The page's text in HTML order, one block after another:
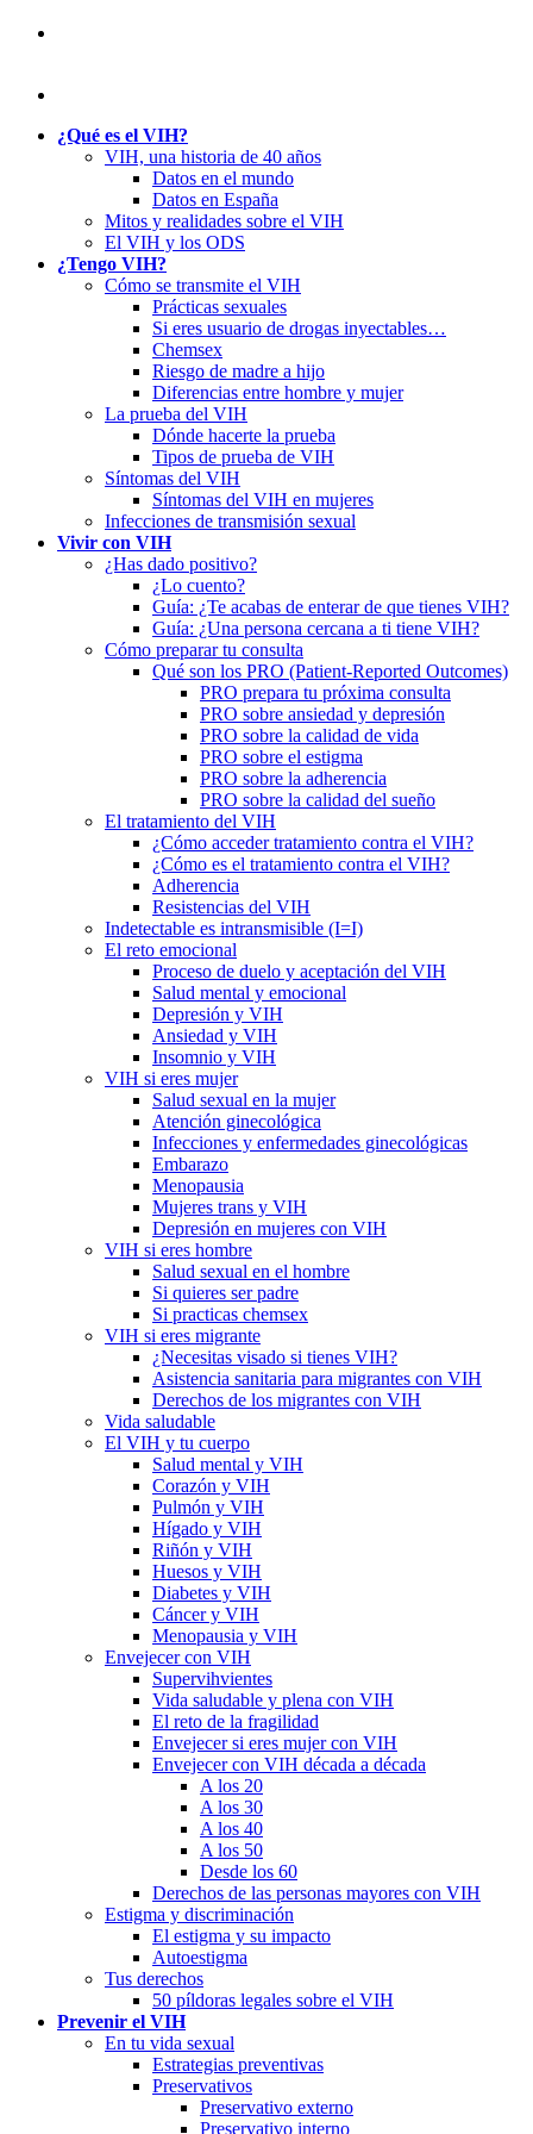
¿Qué es el VIH?
VIH, una historia de 40 años
Datos en el mundo
Datos en España
Mitos y realidades sobre el VIH
El VIH y los ODS
¿Tengo VIH?
Cómo se transmite el VIH
Prácticas sexuales
Si eres usuario de drogas inyectables…
Chemsex
Riesgo de madre a hijo
Diferencias entre hombre y mujer
La prueba del VIH
Dónde hacerte la prueba
Tipos de prueba de VIH
Síntomas del VIH
Síntomas del VIH en mujeres
Infecciones de transmisión sexual
Vivir con VIH
¿Has dado positivo?
¿Lo cuento?
Guía: ¿Te acabas de enterar de que tienes VIH?
Guía: ¿Una persona cercana a ti tiene VIH?
Cómo preparar tu consulta
Qué son los PRO (Patient-Reported Outcomes)
PRO prepara tu próxima consulta
PRO sobre ansiedad y depresión
PRO sobre la calidad de vida
PRO sobre el estigma
PRO sobre la adherencia
PRO sobre la calidad del sueño
El tratamiento del VIH
¿Cómo acceder tratamiento contra el VIH?
¿Cómo es el tratamiento contra el VIH?
Adherencia
Resistencias del VIH
Indetectable es intransmisible (I=I)
El reto emocional
Proceso de duelo y aceptación del VIH
Salud mental y emocional
Depresión y VIH
Ansiedad y VIH
Insomnio y VIH
VIH si eres mujer
Salud sexual en la mujer
Atención ginecológica
Infecciones y enfermedades ginecológicas
Embarazo
Menopausia
Mujeres trans y VIH
Depresión en mujeres con VIH
VIH si eres hombre
Salud sexual en el hombre
Si quieres ser padre
Si practicas chemsex
VIH si eres migrante
¿Necesitas visado si tienes VIH?
Asistencia sanitaria para migrantes con VIH
Derechos de los migrantes con VIH
Vida saludable
El VIH y tu cuerpo
Salud mental y VIH
Corazón y VIH
Pulmón y VIH
Hígado y VIH
Riñón y VIH
Huesos y VIH
Diabetes y VIH
Cáncer y VIH
Menopausia y VIH
Envejecer con VIH
Supervihvientes
Vida saludable y plena con VIH
El reto de la fragilidad
Envejecer si eres mujer con VIH
Envejecer con VIH década a década
A los 20
A los 30
A los 40
A los 50
Desde los 60
Derechos de las personas mayores con VIH
Estigma y discriminación
El estigma y su impacto
Autoestigma
Tus derechos
50 píldoras legales sobre el VIH
Prevenir el VIH
En tu vida sexual
Estrategias preventivas
Preservativos
Preservativo externo
Preservativo interno